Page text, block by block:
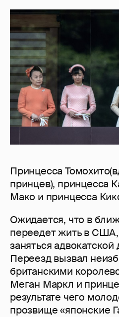
Принцесса
принцев), принцесса
Мако и принцесса
Ожидается, что в
переедет жить в США,
заняться
Переезд вызвал
британскими
Меган Маркл и
результате чего
прозвище «японские